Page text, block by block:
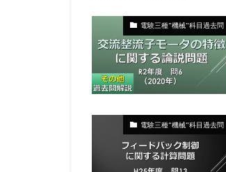
電験三種"機械"科目過去問
電験三種"機械"科目過去問